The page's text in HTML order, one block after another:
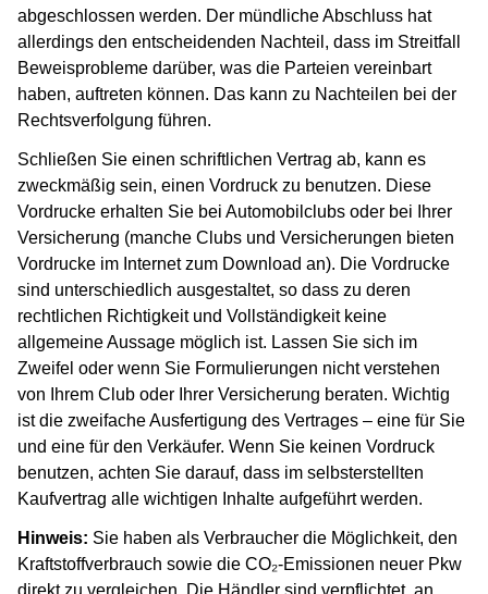
abgeschlossen werden. Der mündliche Abschluss hat
allerdings den entscheidenden Nachteil, dass im Streitfall
Beweisprobleme darüber, was die Parteien vereinbart
haben, auftreten können. Das kann zu Nachteilen bei der
Rechtsverfolgung führen.
Schließen Sie einen schriftlichen Vertrag ab, kann es
zweckmäßig sein, einen Vordruck zu benutzen. Diese
Vordrucke erhalten Sie bei Automobilclubs oder bei Ihrer
Versicherung (manche Clubs und Versicherungen bieten
Vordrucke im Internet zum Download an). Die Vordrucke
sind unterschiedlich ausgestaltet, so dass zu deren
rechtlichen Richtigkeit und Vollständigkeit keine
allgemeine Aussage möglich ist. Lassen Sie sich im
Zweifel oder wenn Sie Formulierungen nicht verstehen
von Ihrem Club oder Ihrer Versicherung beraten. Wichtig
ist die zweifache Ausfertigung des Vertrages – eine für Sie
und eine für den Verkäufer. Wenn Sie keinen Vordruck
benutzen, achten Sie darauf, dass im selbsterstellten
Kaufvertrag alle wichtigen Inhalte aufgeführt werden.
Hinweis: Sie haben als Verbraucher die Möglichkeit, den
Kraftstoffverbrauch sowie die CO₂-Emissionen neuer Pkw
direkt zu vergleichen. Die Händler sind verpflichtet, an